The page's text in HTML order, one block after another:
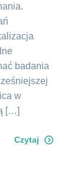
badania
w
[…]
Czytaj